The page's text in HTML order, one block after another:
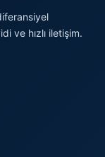
ve hızlı iletişim.